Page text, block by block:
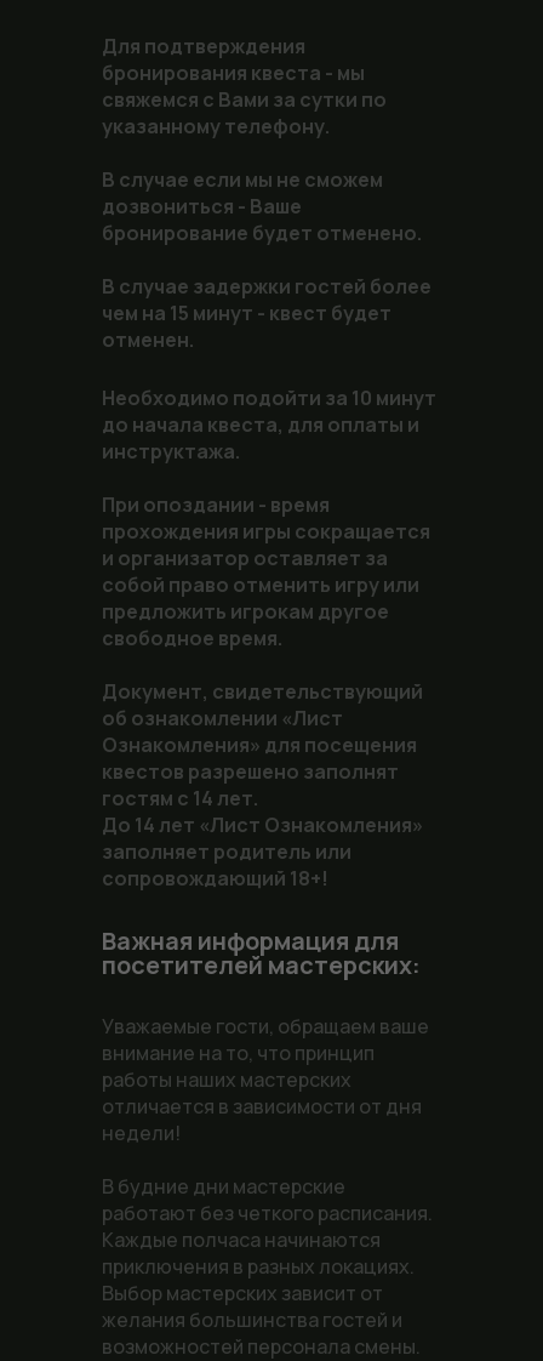
Для подтверждения
бронирования квеста - мы
свяжемся с Вами за сутки по
указанному телефону.
В случае если мы не сможем
дозвониться - Ваше
бронирование будет отменено.
В случае задержки гостей более
чем на 15 минут - квест будет
отменен.
Необходимо подойти за 10 минут
до начала квеста, для оплаты и
инструктажа.
При опоздании - время
прохождения игры сокращается
и организатор оставляет за
собой право отменить игру или
предложить игрокам другое
свободное время.
Документ, свидетельствующий
об ознакомлении «Лист
Ознакомления» для посещения
квестов разрешено заполнят
гостям с 14 лет.
До 14 лет «Лист Ознакомления»
заполняет родитель или
сопровождающий 18+!
Важная информация для
посетителей мастерских:
Уважаемые гости, обращаем ваше
внимание на то, что принцип
работы наших мастерских
отличается в зависимости от дня
недели!
В будние дни мастерские
работают без четкого расписания.
Каждые полчаса начинаются
приключения в разных локациях.
Выбор мастерских зависит от
желания большинства гостей и
возможностей персонала смены.